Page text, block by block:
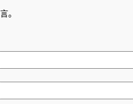
。